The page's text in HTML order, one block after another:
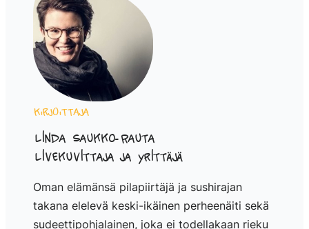
Kirjoittaja
Linda Saukko-Rauta
Livekuvittaja ja yrittäjä
Oman elämänsä pilapiirtäjä ja sushirajan
takana elelevä keski-ikäinen perheenäiti sekä
sudeettipohjalainen, joka ei todellakaan rieku